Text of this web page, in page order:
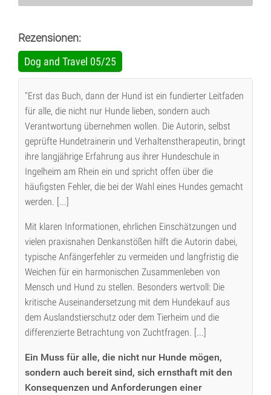
Rezensionen:
Dog and Travel 05/25
"Erst das Buch, dann der Hund ist ein fundierter Leitfaden
für alle, die nicht nur Hunde lieben, sondern auch
Verantwortung übernehmen wollen. Die Autorin, selbst
geprüfte Hundetrainerin und Verhaltenstherapeutin, bringt
ihre langjährige Erfahrung aus ihrer Hundeschule in
Ingelheim am Rhein ein und spricht offen über die
häufigsten Fehler, die bei der Wahl eines Hundes gemacht
werden. [...]
Mit klaren Informationen, ehrlichen Einschätzungen und
vielen praxisnahen Denkanstößen hilft die Autorin dabei,
typische Anfängerfehler zu vermeiden und langfristig die
Weichen für ein harmonischen Zusammenleben von
Mensch und Hund zu stellen. Besonders wertvoll: Die
kritische Auseinandersetzung mit dem Hundekauf aus
dem Auslandstierschutz oder dem Tierheim und die
differenzierte Betrachtung von Zuchtfragen. [...]
Ein Muss für alle, die nicht nur Hunde mögen,
sondern auch bereit sind, sich ernsthaft mit den
Konsequenzen und Anforderungen einer